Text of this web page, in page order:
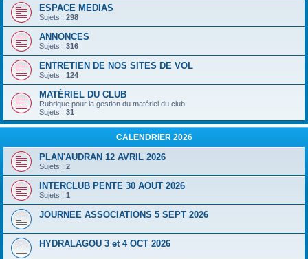
ESPACE MEDIAS
Sujets : 298
ANNONCES
Sujets : 316
ENTRETIEN DE NOS SITES DE VOL
Sujets : 124
MATÉRIEL DU CLUB
Rubrique pour la gestion du matériel du club.
Sujets : 31
CALENDRIER 2026
PLAN'AUDRAN 12 AVRIL 2026
Sujets : 2
INTERCLUB PENTE 30 AOUT 2026
Sujets : 1
JOURNEE ASSOCIATIONS 5 SEPT 2026
HYDRALAGOU 3 et 4 OCT 2026